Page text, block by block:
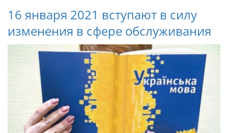
16 января 2021 вступают в силу
изменения в сфере обслуживания